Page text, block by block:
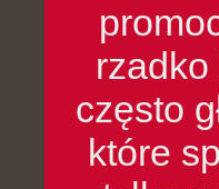
często
które